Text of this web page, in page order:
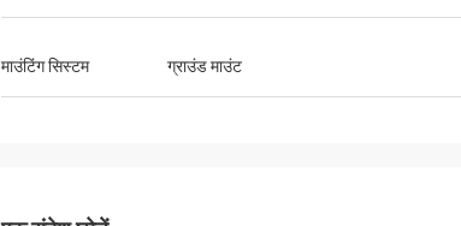
माउंटिंग सिस्टम ग्राउंड माउंट